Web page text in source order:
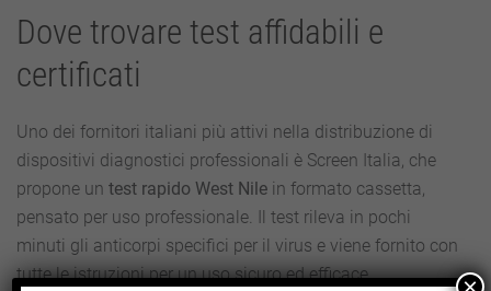
Dove trovare test affidabili e
certificati
Uno dei fornitori italiani più attivi nella distribuzione di
dispositivi diagnostici professionali è Screen Italia, che
propone un test rapido West Nile in formato cassetta,
pensato per uso professionale. Il test rileva in pochi
minuti gli anticorpi specifici per il virus e viene fornito con
tutte le istruzioni per un uso sicuro ed efficace.